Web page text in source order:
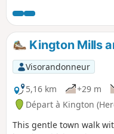
Kington Mills
Visorandonneur
5,16 km
+29 m
Départ à Kington
This gentle town walk